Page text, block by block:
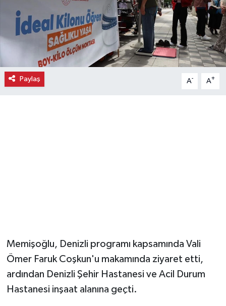
Paylaş A- A+
Memişoğlu, Denizli programı kapsamında Vali
Ömer Faruk Coşkun'u makamında ziyaret etti,
ardından Denizli Şehir Hastanesi ve Acil Durum
Hastanesi inşaat alanına geçti.
Gündem
Gurme
Haber
Seri İlan
Siyaset